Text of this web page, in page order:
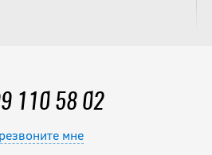
110 58 02
мне